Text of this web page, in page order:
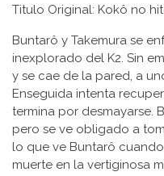
Titulo Original: Kokô no
Buntarô y Takemura se
inexplorado del K2. Sin
y se cae de la pared, a
Enseguida intenta
termina por desmayarse.
pero se ve obligado a
lo que ve Buntarô
muerte en la vertiginosa